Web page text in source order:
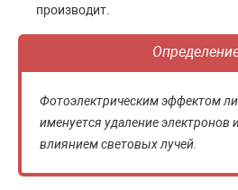
производит.
Фотоэлектрическим эффектом
именуется удаление электронов
влиянием световых лучей.